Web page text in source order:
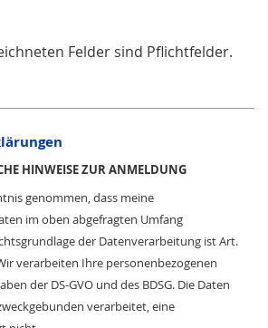
Felder sind Pflichtfelder.
HINWEISE ZUR ANMELDUNG
genommen, dass meine
im oben abgefragten Umfang
der Datenverarbeitung ist Art.
verarbeiten Ihre personenbezogenen
der DS-GVO und des BDSG. Die Daten
verarbeitet, eine